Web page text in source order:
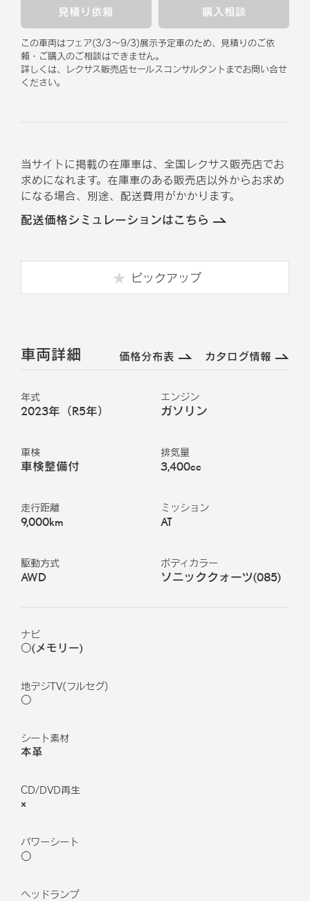
見積り依頼 購入相談
この車両はフェア(3/3～9/3)展示予定車のため、見積りのご依
頼・ご購入のご相談はできません。
詳しくは、レクサス販売店セールスコンサルタントまでお問い合せ
ください。
当サイトに掲載の在庫車は、全国レクサス販売店でお
求めになれます。在庫車のある販売店以外からお求め
になる場合、別途、配送費用がかかります。
配送価格シミュレーションはこちら
ピックアップ
車両詳細 価格分布表 カタログ情報
年式
2023年（R5年）
エンジン
ガソリン
車検
車検整備付
排気量
3,400cc
走行距離
9,000km
ミッション
AT
駆動方式
AWD
ボディカラー
ソニッククォーツ(085)
ナビ
○(メモリー)
地デジTV(フルセグ)
○
シート素材
本革
CD/DVD再生
×
パワーシート
○
ヘッドランプ